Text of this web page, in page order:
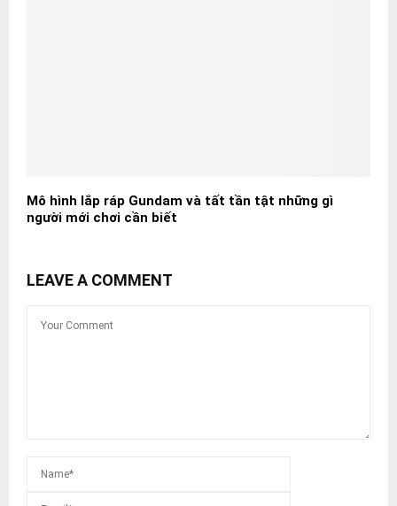
Mô hình lắp ráp Gundam và tất tần tật những gì
người mới chơi cần biết
LEAVE A COMMENT